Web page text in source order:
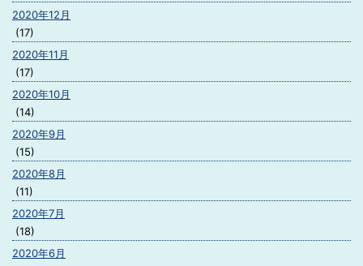
2020年12月
(17)
2020年11月
(17)
2020年10月
(14)
2020年9月
(15)
2020年8月
(11)
2020年7月
(18)
2020年6月